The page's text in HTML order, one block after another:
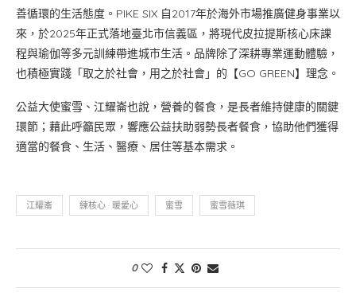
善循環的生活態度。PIKE SIX 自2017年於海外市場推廣健身事業以
來，於2025年正式落地臺北市信義區，將現代皮拉提斯核心床課
程與瑜伽等多元訓練帶進城市生活。品牌除了深耕專業運動體驗，
也積極實踐「取之於社會，用之於社會」的【GO GREEN】理念。
公益大使蜜雪、江耀崙也說，營養的餐食，是長者維持健康的關鍵
環節；藉此呼籲民眾，響應公益扶助弱勢長者餐食，協助他們獲得
適當的餐食、生活、醫療、居住等基本需求。
江耀崙 練核心 · 暖愛心 蜜雪 蜜雪薇琪
0